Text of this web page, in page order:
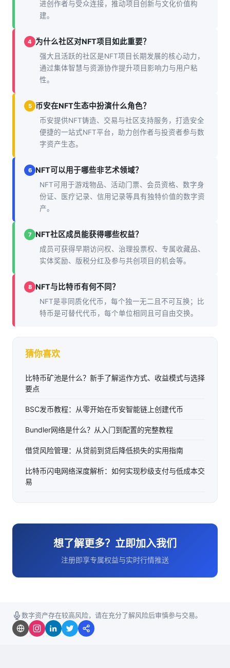
进创作者与受众连接，推动项目创新与文化价值构
建。
4 为什么社区对NFT项目如此重要？
强大且活跃的社区是NFT项目长期发展的核心动力，
通过集体智慧与资源协作提升项目影响力与用户粘
性。
5 币安在NFT生态中扮演什么角色？
币安提供NFT铸造、交易与社区支持服务，打造安全
便捷的一站式NFT平台，助力创作者与投资者参与数
字资产生态。
6 NFT可以用于哪些非艺术领域？
NFT可用于游戏物品、活动门票、会员资格、数字身
份证、医疗记录、信用记录等具有独特价值的数字资
产。
7 NFT社区成员能获得哪些权益？
成员可获得早期访问权、治理投票权、专属收藏品、
实体奖励、版税分红及参与共创项目的机会等。
8 NFT与比特币有何不同？
NFT是非同质化代币，每个独一无二且不可互换；比
特币是可替代代币，每个单位相同且可自由交换。
猜你喜欢
比特币矿池是什么？新手了解运作方式、收益模式与选择
要点
BSC发币教程：从零开始在币安智能链上创建代币
Bundler网络是什么？从入门到配置的完整教程
借贷风险管理：从贷前到贷后降低损失的实用指南
比特币闪电网络深度解析：如何实现秒级支付与低成本交
易
想了解更多？立即加入我们
注册即享专属权益与实时行情推送
数字资产存在较高风险，请在充分了解风险后审慎参与交易。